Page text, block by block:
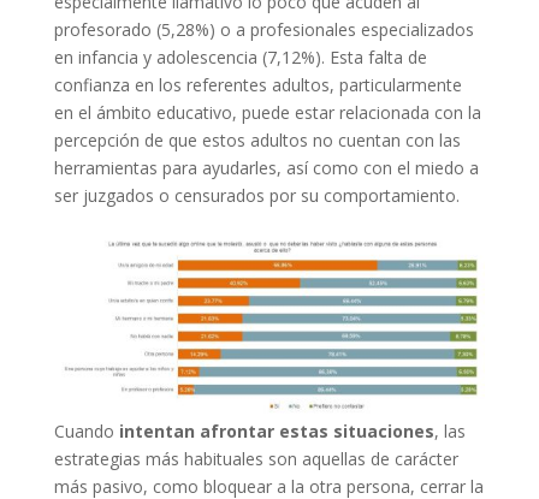
profesorado (5,28%) o a profesionales especializados
en infancia y adolescencia (7,12%). Esta falta de
confianza en los referentes adultos, particularmente
en el ámbito educativo, puede estar relacionada con la
percepción de que estos adultos no cuentan con las
herramientas para ayudarles, así como con el miedo a
ser juzgados o censurados por su comportamiento.
Cuando intentan afrontar estas situaciones, las
estrategias más habituales son aquellas de carácter
más pasivo, como bloquear a la otra persona, cerrar la